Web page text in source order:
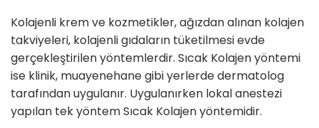
Kolajenli krem ve kozmetikler, ağızdan alınan kolajen
takviyeleri, kolajenli gıdaların tüketilmesi evde
gerçekleştirilen yöntemlerdir. Sıcak Kolajen yöntemi
ise klinik, muayenehane gibi yerlerde dermatolog
tarafından uygulanır. Uygulanırken lokal anestezi
yapılan tek yöntem Sıcak Kolajen yöntemidir.